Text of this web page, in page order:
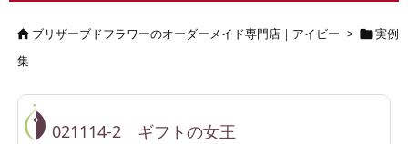
検索
ブリザーブドフラワーのオーダーメイド専門店｜アイビー > 実例
集
021114-2 ギフトの女王